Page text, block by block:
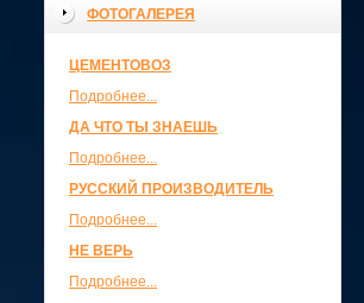
ФОТОГАЛЕРЕЯ
ЦЕМЕНТОВОЗ
Подробнее...
ДА ЧТО ТЫ ЗНАЕШЬ
Подробнее...
РУССКИЙ ПРОИЗВОДИТЕЛЬ
Подробнее...
НЕ ВЕРЬ
Подробнее...